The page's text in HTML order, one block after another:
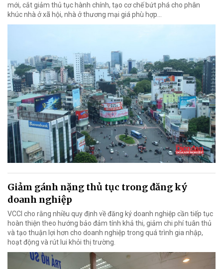
mới, cắt giảm thủ tục hành chính, tạo cơ chế bứt phá cho phân
khúc nhà ở xã hội, nhà ở thương mại giá phù hợp...
Giảm gánh nặng thủ tục trong đăng ký
doanh nghiệp
VCCI cho rằng nhiều quy định về đăng ký doanh nghiệp cần tiếp tục
hoàn thiện theo hướng bảo đảm tính khả thi, giảm chi phí tuân thủ
và tạo thuận lợi hơn cho doanh nghiệp trong quá trình gia nhập,
hoạt động và rút lui khỏi thị trường.